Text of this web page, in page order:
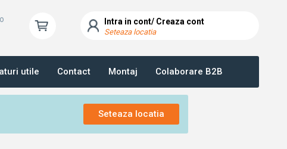
Intra in cont/ Creaza cont
Seteaza locatia
utile Contact Montaj Colaborare B2B
Seteaza locatia